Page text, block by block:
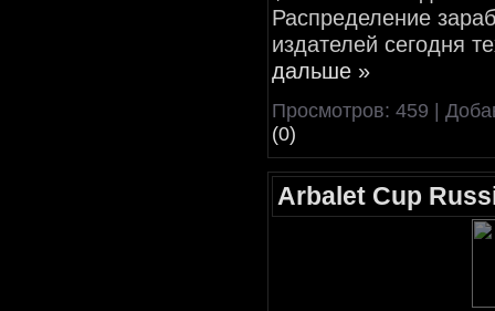
Распределение
издателей сегодня
дальше »
Просмотров: 459 |
(0)
Arbalet Cup